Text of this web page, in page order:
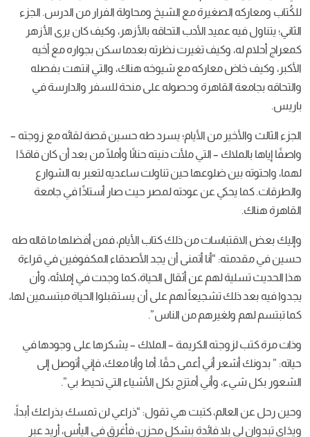
للكُتاب ومعاركه الصغيرة مع الشيخ ومحاولة الفرار من الدرس. الجزء
الثاني؛ يتناول فيه عميد الأدب التحاقه بالأزهر، وكيف كان يرى الأزهر
كمعراج أحلام له، وكيف تغيرت نظرته بعدما سكن بجواره مع أخيه
الأكبر، وكيف خاض معاركه مع شيوخه هناك، والتي انتهت بفصله
والتحاقه بجامعة القاهرة وحصوله على منحة للسفر والدارسة في
باريس.
الجزء الثالث والأخير من الأيام؛ يسرد طه حسين قصة لقائه مع زوجته –
واصفًا إياها بالملاك – التي ملأت دنيته حنانًا وأملًا من بعد أن كان فاقدًا
لهما، واحتوته بين ضلوعها حين تناولت ساعديه لتعبر به الشوارع
والطرقات. كما يحكي عن عودته لمصر حيث صار أستاذًا في جامعة
القاهرة هناك.
وإليك بعض الاقتباسات من ذلك كتاب الأيام، فمن أفضلها ما قاله طه
حسين في مقدمته: “أنا أتمنى أن يجد الأصدقاء المكفوفين في قراءة
هذا الحديث تسلية لهم عن أثقال الحياة، كما وجدت في إملائه، وأن
يجدوا فيه بعد ذلك تشجيعاً لهم على أن يستقبلوا الحياة مبتسمين لها،
كما تبتسم لهم ولغيرهم من الناس”.
وذات مرة كتب لزوجته الكريمة – الملاك – يشكرها على وجودها في
حياته: ” بدونك أشعر أني أعمى حقًا. أما وأنا معك، فإني أتوصل إلى
الشعور بكل شيء، وأني أمتزج بكل الأشياء التي تحيط بي”.
وحين رحل عن العالم، كتبت هي تقول: “ذراعي لن تمسك بذراعك أبداً،
ويدَاي تبدوان لي بلا فائدة بشكل محزن، فأغرق في اليأس، أريد عبر